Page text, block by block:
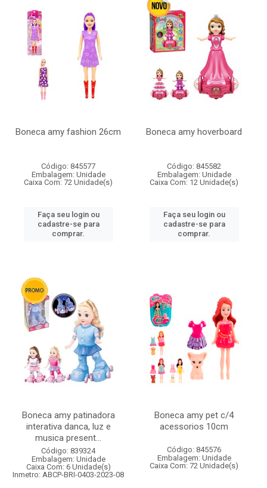
Boneca amy fashion 26cm
Código: 845577
Embalagem: Unidade
Caixa Com: 72 Unidade(s)
Faça seu login ou
cadastre-se para
comprar.
Boneca amy hoverboard
Código: 845582
Embalagem: Unidade
Caixa Com: 12 Unidade(s)
Faça seu login ou
cadastre-se para
comprar.
Boneca amy patinadora
interativa danca, luz e
musica present...
Código: 839324
Embalagem: Unidade
Caixa Com: 6 Unidade(s)
Inmetro: ABCP-BRI-0403-2023-08
Boneca amy pet c/4
acessorios 10cm
Código: 845576
Embalagem: Unidade
Caixa Com: 72 Unidade(s)